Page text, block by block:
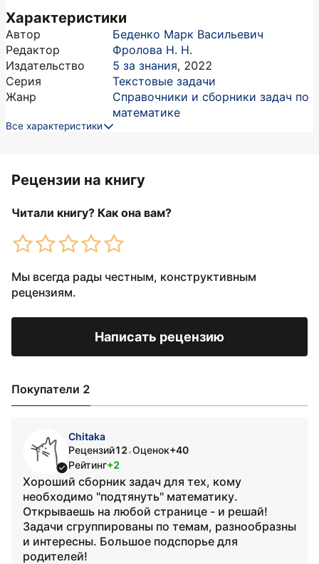
Характеристики
Автор
Беденко Марк Васильевич
Редактор
Фролова Н. Н.
Издательство
5 за знания, 2022
Серия
Текстовые задачи
Жанр
Справочники и сборники задач по
математике
Все характеристики
Рецензии на книгу
Читали книгу? Как она вам?
Мы всегда рады честным, конструктивным
рецензиям.
Написать рецензию
Покупатели 2
Chitaka
Рецензий12•Оценок+40
Рейтинг+2
Хороший сборник задач для тех, кому
необходимо "подтянуть" математику.
Открываешь на любой странице - и решай!
Задачи сгруппированы по темам, разнообразны
и интересны. Большое подспорье для
родителей!